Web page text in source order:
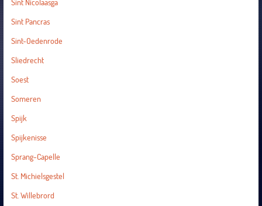
Sint Nicolaasga
Sint Pancras
Sint-Oedenrode
Sliedrecht
Soest
Someren
Spijk
Spijkenisse
Sprang-Capelle
St. Michielsgestel
St. Willebrord